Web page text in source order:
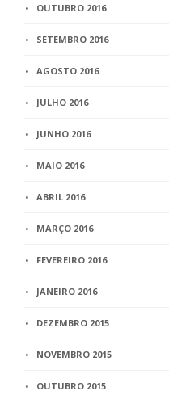
OUTUBRO 2016
SETEMBRO 2016
AGOSTO 2016
JULHO 2016
JUNHO 2016
MAIO 2016
ABRIL 2016
MARÇO 2016
FEVEREIRO 2016
JANEIRO 2016
DEZEMBRO 2015
NOVEMBRO 2015
OUTUBRO 2015